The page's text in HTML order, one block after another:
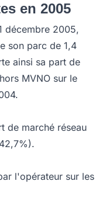
en 2005
décembre 2005,
son parc de 1,4
ainsi sa part de
MVNO sur le
de marché réseau
l'opérateur sur les